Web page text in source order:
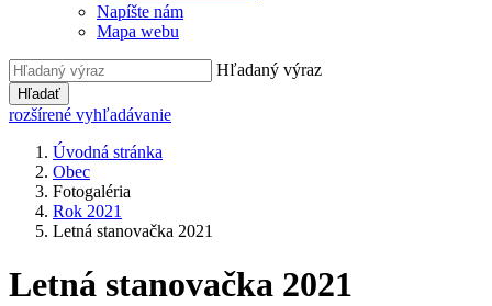
Napíšte nám
Mapa webu
Hľadaný výraz
Hľadať
rozšírené vyhľadávanie
Úvodná stránka
Obec
Fotogaléria
Rok 2021
Letná stanovačka 2021
Letná stanovačka 2021